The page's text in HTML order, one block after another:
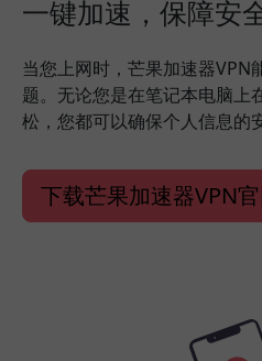
一键加速，保障安
当您上网时，芒果加速器VPN
题。无论您是在笔记本电脑上
松，您都可以确保个人信息的
下载芒果加速器VPN